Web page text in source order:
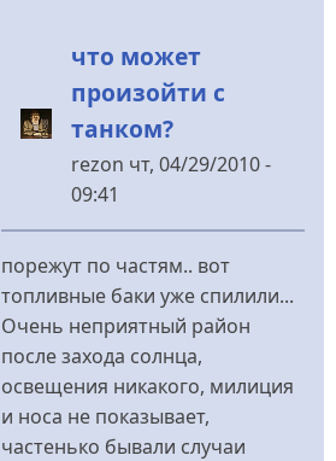
что может
произойти с
танком?
rezon чт, 04/29/2010 -
09:41
У
может
произойти
танком?
порежут по частям.. вот
топливные баки уже спилили...
Очень неприятный район
после захода солнца,
освещения никакого, милиция
и носа не показывает,
частенько бывали случаи